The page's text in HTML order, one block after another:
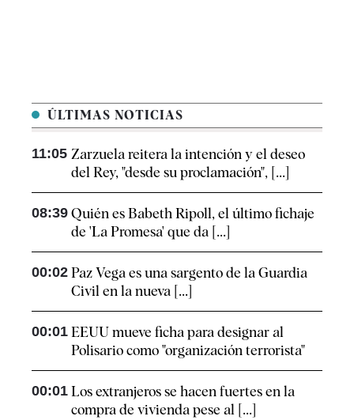
ÚLTIMAS NOTICIAS
11:05 Zarzuela reitera la intención y el deseo
del Rey, "desde su proclamación", [...]
08:39 Quién es Babeth Ripoll, el último fichaje
de 'La Promesa' que da [...]
00:02 Paz Vega es una sargento de la Guardia
Civil en la nueva [...]
00:01 EEUU mueve ficha para designar al
Polisario como "organización terrorista"
00:01 Los extranjeros se hacen fuertes en la
compra de vivienda pese al [...]